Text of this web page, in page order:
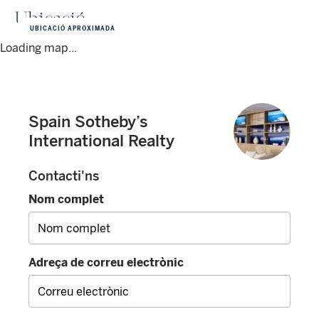
Ubicació
Loading map...
UBICACIÓ APROXIMADA
Spain Sotheby’s
International Realty
Contacti'ns
Nom complet
Adreça de correu electrònic